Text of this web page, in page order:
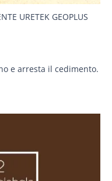
URETEK GEOPLUS
e arresta il cedimento.